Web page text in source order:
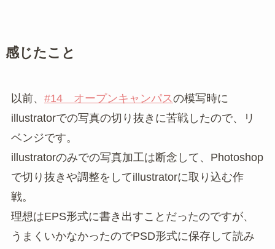
感じたこと
以前、 #14 オープンキャンパスの模写時に
illustratorでの写真の切り抜きに苦戦したので、リ
ベンジです。
illustratorのみでの写真加工は断念して、Photoshop
で切り抜きや調整をしてillustratorに取り込む作
戦。
理想はEPS形式に書き出すことだったのですが、
うまくいかなかったのでPSD形式に保存して読み